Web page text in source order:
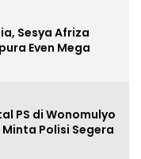
Sesya Afriza
Even Mega
PS di Wonomulyo
Polisi Segera